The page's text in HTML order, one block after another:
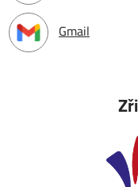
Gmail